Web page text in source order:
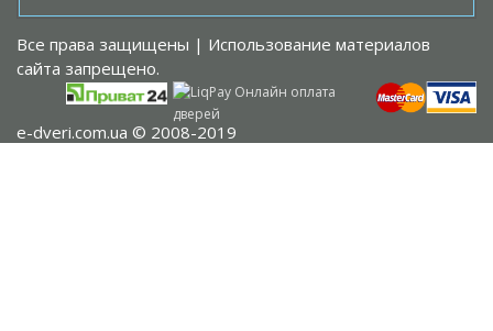
Все права защищены | Использование материалов
сайта запрещено.
e-dveri.com.ua © 2008-2019